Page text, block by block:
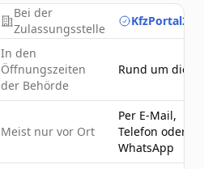
Bei der
Zulassungsstelle
In den
Öffnungszeiten
der Behörde
Rund um die
Meist nur vor Ort
Per E-Mail,
Telefon oder
WhatsApp